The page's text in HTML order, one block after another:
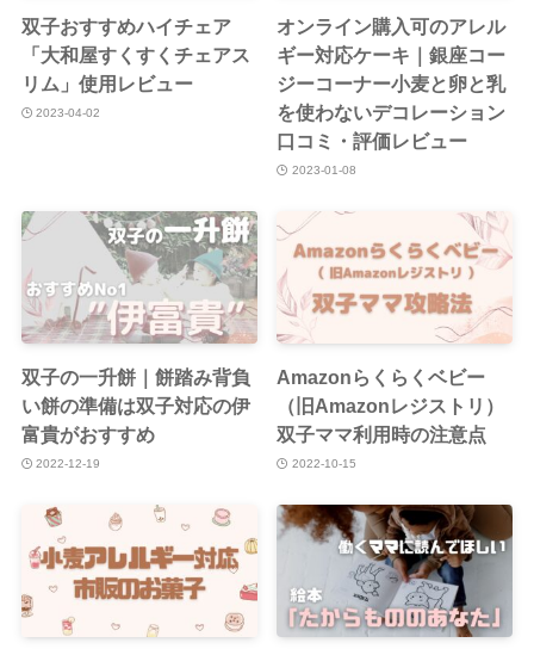
双子おすすめハイチェア
「大和屋すくすくチェアス
リム」使用レビュー
2023-04-02
オンライン購入可のアレル
ギー対応ケーキ｜銀座コー
ジーコーナー小麦と卵と乳
を使わないデコレーション
口コミ・評価レビュー
2023-01-08
双子の一升餅｜餅踏み背負
い餅の準備は双子対応の伊
富貴がおすすめ
2022-12-19
Amazonらくらくベビー
（旧Amazonレジストリ）
双子ママ利用時の注意点
2022-10-15